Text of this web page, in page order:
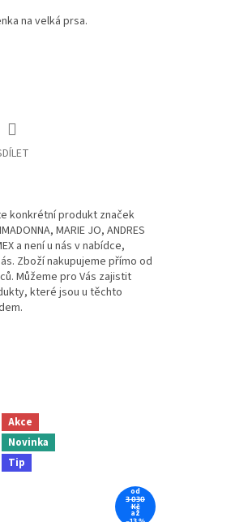
na velká prsa.
konkrétní produkt značek
MARIE JO, ANDRES
a není u nás v nabídce,
Zboží nakupujeme přímo od
Můžeme pro Vás zajistit
které jsou u těchto
Akce
Novinka
Tip
od
3 030
Kč
až